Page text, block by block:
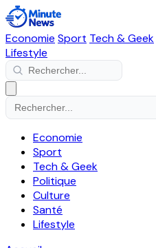
Economie Sport Tech & Geek
Lifestyle
Economie
Sport
Tech & Geek
Politique
Culture
Santé
Lifestyle